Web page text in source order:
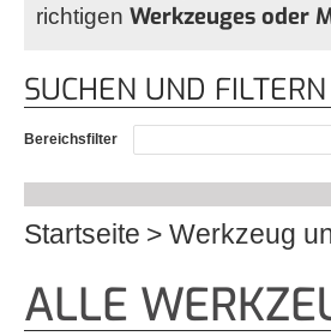
richtigen Werkzeuges oder
SUCHEN UND FILTERN
Bereichsfilter
Startseite Werkzeug
ALLE